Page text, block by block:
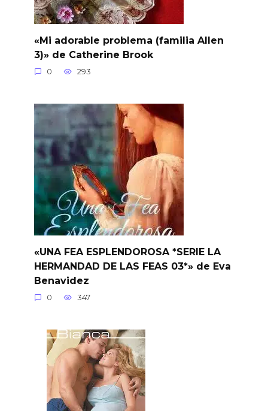
«Mi adorable problema (familia Allen
3)» de Catherine Brook
0 293
«UNA FEA ESPLENDOROSA *SERIE LA
HERMANDAD DE LAS FEAS 03*» de Eva
Benavidez
0 347